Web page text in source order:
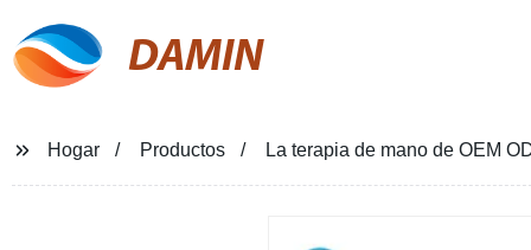
DAMIN
Hogar Productos La terapia de mano de OEM